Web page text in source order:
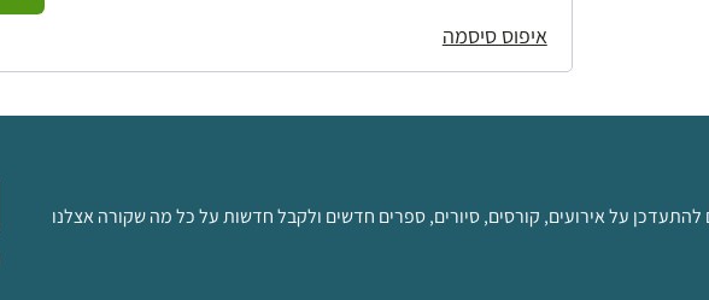
איפוס סיסמה
להתעדכן על אירועים, קורסים, סיורים, ספרים חדשים ולקבל חדשות על כל מה שקורה אצלנו